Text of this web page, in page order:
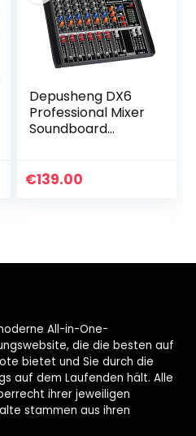
Depusheng DX6
Professional Mixer
Soundboard
Interface Digitaler
€139.00
All-in-One-
die die besten auf
bietet und Sie durch die
auf dem Laufenden hält. Alle
ihrer jeweiligen
stammen aus ihren